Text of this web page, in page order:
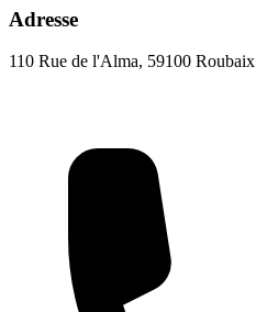
Adresse
110 Rue de l'Alma, 59100 Roubaix